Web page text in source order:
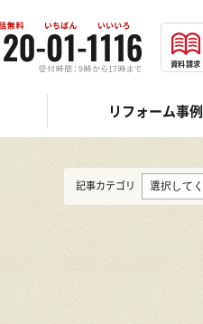
リフォーム事例
資料請求
記事カテゴリ